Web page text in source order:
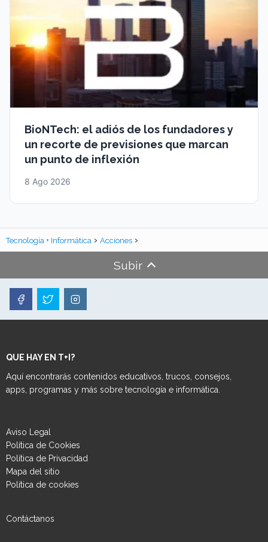
BioNTech: el adiós de los fundadores y
un recorte de previsiones que marcan
un punto de inflexión
8 Ago 2026
Tecnología + Informática Acciones
Subir
QUE HAY EN T+I?
Aquí encontrarás contenidos educativos, trucos, consejos,
apps, programas y más sobre tecnología e informática.
Aviso Legal
Política de Cookies
Política de Privacidad
Mapa del sitio
Política de cookies
Contáctanos